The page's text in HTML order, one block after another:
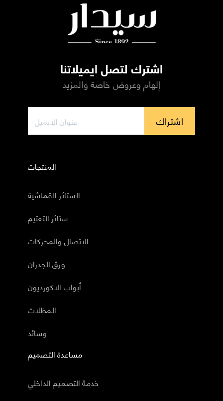
اشترك لتصل ايميلاتنا
إلهام وعروض خاصة والمزيد
اشتراك
المنتجات
الستائر القماشية
ستائر التعتيم
الاتصال والمحركات
ورق الجدران
أبواب الاكورديون
المظلات
وسائد
مساعدة التصميم
خدمة التصميم الداخلي